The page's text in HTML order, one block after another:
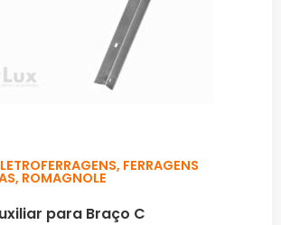
, FERRAGENS
, ROMAGNOLE
para Braço C